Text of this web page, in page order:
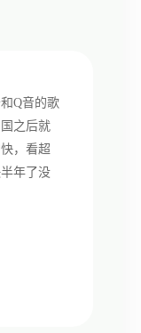
Q音的歌
之后就
，看超
年了没